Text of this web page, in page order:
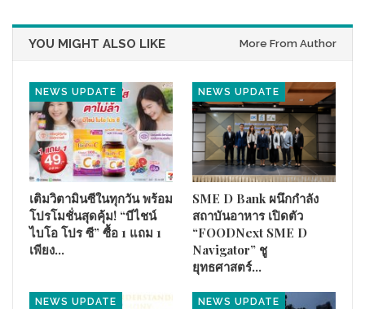
เมื่อวันศุกร์ที่ 8 พฤษภาคม 2569 ณ ศูนย์การเรียนรู้และอนุรักษ์
เพลงพื้นบ้านท่าโพ นายสมบัติ ไตรศักดิ์ ผู้ว่าราชการจังหวัด
อุทัยธานี เป็นประธานในพิธีเปิด พร้อมด้วย นายพัฐศิษฏ์ ธนชวาลย์
ผู้อำนวยการกองตรวจราชการ สำนักงานปลัดกระทรวงวัฒนธรรม,
นางสาวพรทิพย์ กำเหนิดแจ้ง วัฒนธรรมจังหวัดอุทัยธานี, เรือตรี
วิทยา เกล้าวิกรณ์ นายอำเภอเมืองอุทัยธานี และนายนฤเบศวร์ จีระ
YOU MIGHT ALSO LIKE More From Author
NEWS UPDATE
เติมวิตามินซีในทุกวัน พร้อม
โปรโมชั่นสุดคุ้ม! “บีไชน์
ไบโอ โปร ซี” ซื้อ 1 แถม 1
เพียง…
NEWS UPDATE
SME D Bank ผนึกกำลัง
สถาบันอาหาร เปิดตัว
“FOODNext SME D
Navigator” ชู
ยุทธศาสตร์…
NEWS UPDATE NEWS UPDATE